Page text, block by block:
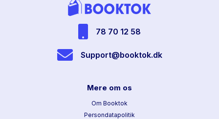
78 70 12 58
Support@booktok.dk
Mere om os
Om Booktok
Persondatapolitik